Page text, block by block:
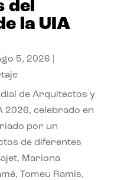
del
la UIA
5, 2026
de Arquitectos y
2026, celebrado en
por un
de diferentes
Mariona
Tomeu Ramis,